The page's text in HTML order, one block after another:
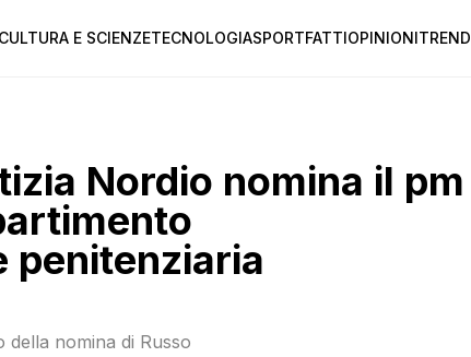
E SCIENZETECNOLOGIASPORTFATTIOPINIONITREND
Nordio nomina il pm
penitenziaria
nomina di Russo